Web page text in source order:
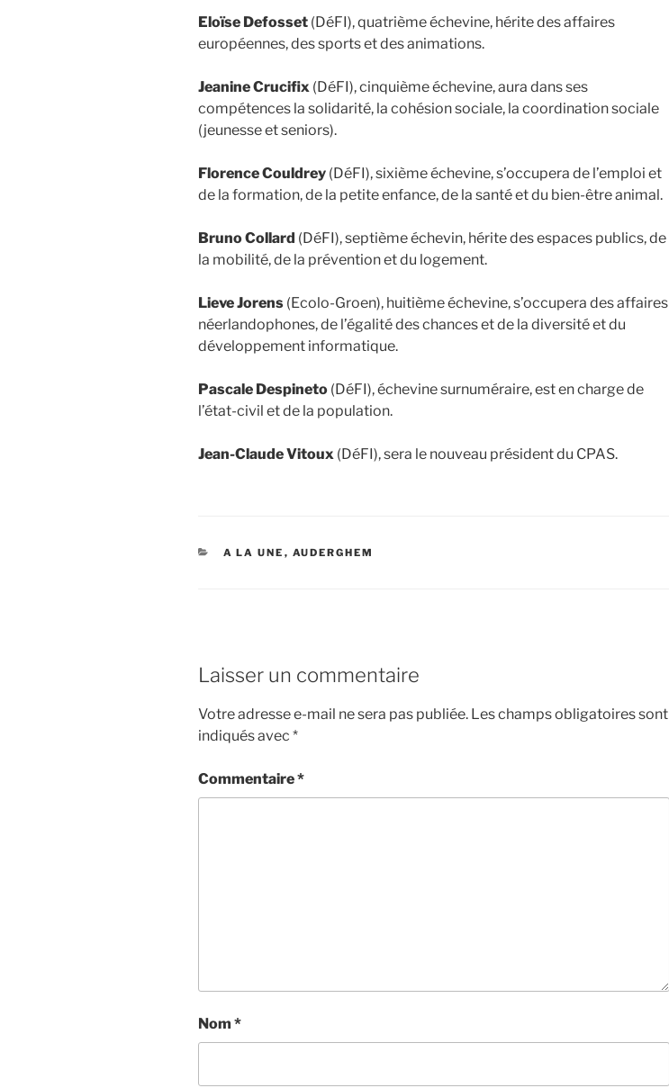
Eloïse Defosset (DéFI), quatrième échevine, hérite des affaires
européennes, des sports et des animations.
Jeanine Crucifix (DéFI), cinquième échevine, aura dans ses
compétences la solidarité, la cohésion sociale, la coordination sociale
(jeunesse et seniors).
Florence Couldrey (DéFI), sixième échevine, s’occupera de l’emploi et
de la formation, de la petite enfance, de la santé et du bien-être animal.
Bruno Collard (DéFI), septième échevin, hérite des espaces publics, de
la mobilité, de la prévention et du logement.
Lieve Jorens (Ecolo-Groen), huitième échevine, s’occupera des affaires
néerlandophones, de l’égalité des chances et de la diversité et du
développement informatique.
Pascale Despineto (DéFI), échevine surnuméraire, est en charge de
l’état-civil et de la population.
Jean-Claude Vitoux (DéFI), sera le nouveau président du CPAS.
CATÉGORIES
A LA UNE , AUDERGHEM
Laisser un commentaire
Votre adresse e-mail ne sera pas publiée. Les champs obligatoires sont
indiqués avec *
Commentaire*
Nom *